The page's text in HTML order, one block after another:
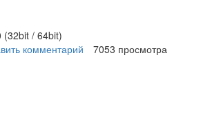
(32bit / 64bit)
Todo Backup
комментарий
7053 просмотра